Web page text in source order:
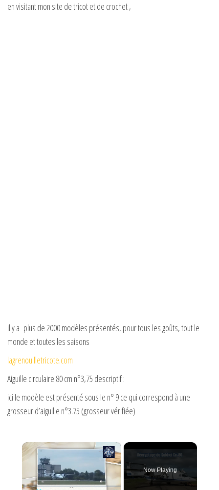
en visitant mon site de tricot et de crochet ,
il y a plus de 2000 modèles présentés, pour tous les goûts, tout le
monde et toutes les saisons
lagrenouilletricote.com
Aiguille circulaire 80 cm n°3,75 descriptif :
ici le modèle est présenté sous le n° 9 ce qui correspond à une
grosseur d’aiguille n°3.75 (grosseur vérifiée)
×
Now Playing